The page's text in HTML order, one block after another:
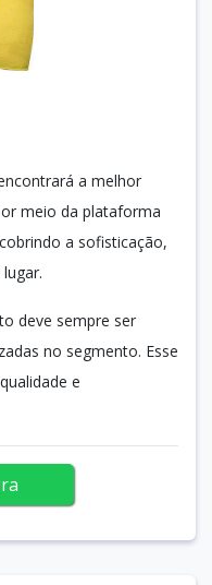
a melhor
meio da plataforma
a sofisticação,
deve sempre ser
no segmento. Esse
e